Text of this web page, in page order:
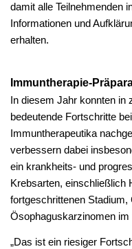
damit alle Teilnehmenden
Informationen und
erhalten.
Immuntherapie-
In diesem Jahr konnten in
bedeutende Fortschritte
Immuntherapeutika
verbessern dabei
ein krankheits- und
Krebsarten, einschließlich
fortgeschrittenen
Ösophaguskarzinomen
„Das ist ein riesiger